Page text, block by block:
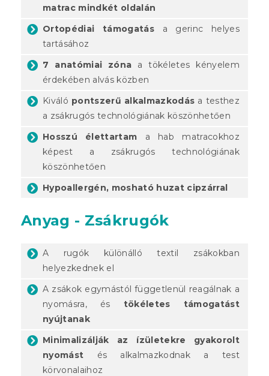
matrac mindkét oldalán
Ortopédiai támogatás a gerinc helyes
tartásához
7 anatómiai zóna a tökéletes kényelem
érdekében alvás közben
Kiváló pontszerű alkalmazkodás a testhez
a zsákrugós technológiának köszönhetően
Hosszú élettartam a hab matracokhoz
képest a zsákrugós technológiának
köszönhetően
Hypoallergén, mosható huzat cipzárral
Anyag - Zsákrugók
A rugók különálló textil zsákokban
helyezkednek el
A zsákok egymástól függetlenül reagálnak a
nyomásra, és tökéletes támogatást
nyújtanak
Minimalizálják az ízületekre gyakorolt
nyomást és alkalmazkodnak a test
körvonalaihoz